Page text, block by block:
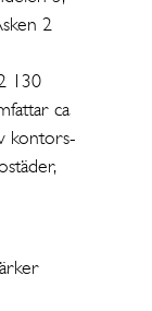
2
130
ca
kontors-